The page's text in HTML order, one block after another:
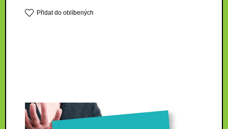
Přidat do oblíbených